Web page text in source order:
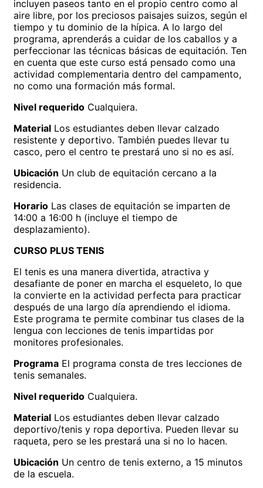
incluyen paseos tanto en el propio centro como al
aire libre, por los preciosos paisajes suizos, según el
tiempo y tu dominio de la hípica. A lo largo del
programa, aprenderás a cuidar de los caballos y a
perfeccionar las técnicas básicas de equitación. Ten
en cuenta que este curso está pensado como una
actividad complementaria dentro del campamento,
no como una formación más formal.
Nivel requerido Cualquiera.
Material Los estudiantes deben llevar calzado
resistente y deportivo. También puedes llevar tu
casco, pero el centro te prestará uno si no es así.
Ubicación Un club de equitación cercano a la
residencia.
Horario Las clases de equitación se imparten de
14:00 a 16:00 h (incluye el tiempo de
desplazamiento).
CURSO PLUS TENIS
El tenis es una manera divertida, atractiva y
desafiante de poner en marcha el esqueleto, lo que
la convierte en la actividad perfecta para practicar
después de una largo día aprendiendo el idioma.
Este programa te permite combinar tus clases de la
lengua con lecciones de tenis impartidas por
monitores profesionales.
Programa El programa consta de tres lecciones de
tenis semanales.
Nivel requerido Cualquiera.
Material Los estudiantes deben llevar calzado
deportivo/tenis y ropa deportiva. Pueden llevar su
raqueta, pero se les prestará una si no lo hacen.
Ubicación Un centro de tenis externo, a 15 minutos
de la escuela.